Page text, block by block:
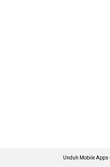
Unduh Mobile Apps